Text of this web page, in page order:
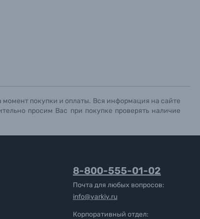
момент покупки и оплаты. Вся информация на сайте
просим Вас при покупке проверять наличие
8-800-555-01-02
Почта для любых вопросов:
info@yarkiy.ru
Корпоративный отдел: